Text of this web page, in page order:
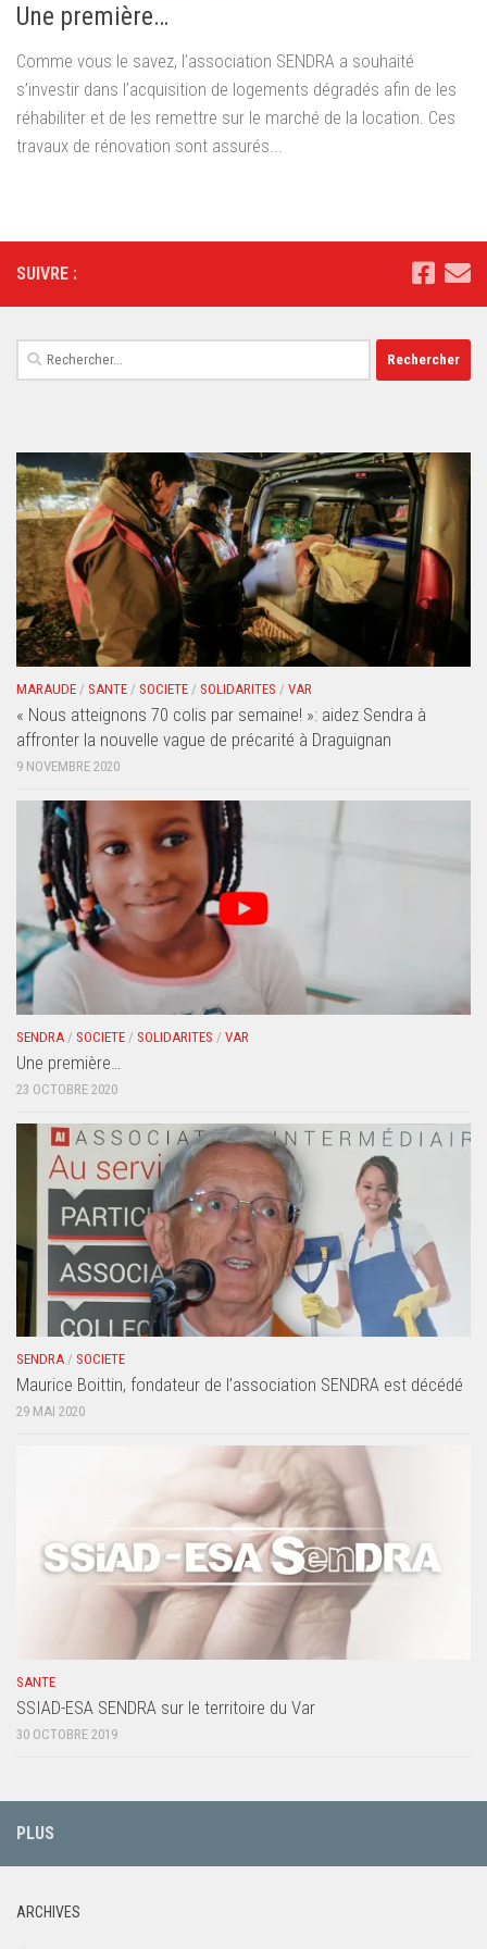
Une première…
Comme vous le savez, l’association SENDRA a souhaité
s’investir dans l’acquisition de logements dégradés afin de les
réhabiliter et de les remettre sur le marché de la location. Ces
travaux de rénovation sont assurés...
SUIVRE :
Rechercher :
MARAUDE / SANTE / SOCIETE / SOLIDARITES / VAR
« Nous atteignons 70 colis par semaine! »: aidez Sendra à
affronter la nouvelle vague de précarité à Draguignan
9 NOVEMBRE 2020
SENDRA / SOCIETE / SOLIDARITES / VAR
Une première…
23 OCTOBRE 2020
SENDRA / SOCIETE
Maurice Boittin, fondateur de l’association SENDRA est décédé
29 MAI 2020
SANTE
SSIAD-ESA SENDRA sur le territoire du Var
30 OCTOBRE 2019
PLUS
ARCHIVES